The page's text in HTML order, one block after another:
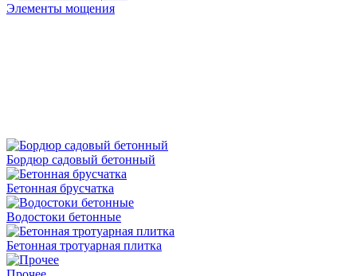
Элементы мощения
Бордюр садовый бетонный
Бетонная брусчатка
Водостоки бетонные
Бетонная тротуарная плитка